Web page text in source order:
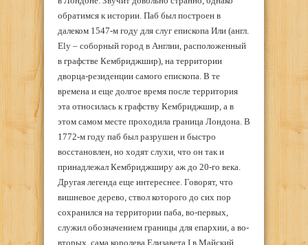
обратимся к истории. Паб был построен в
далеком 1547-м году для слуг епископа Или (англ.
Ely – соборный город в Англии, расположенный
в графстве Кембриджшир), на территории
дворца-резиденции самого епископа. В те
времена и еще долгое время после территория
эта относилась к графству Кембриджшир, а в
этом самом месте проходила граница Лондона. В
1772-м году паб был разрушен и быстро
восстановлен, но ходят слухи, что он так и
принадлежал Кембриджширу аж до 20-го века.
Другая легенда еще интереснее. Говорят, что
вишневое дерево, ствол которого до сих пор
сохранился на территории паба, во-первых,
служил обозначением границы для епархии, а во-
вторых, сама королева Елизавета I в Майский